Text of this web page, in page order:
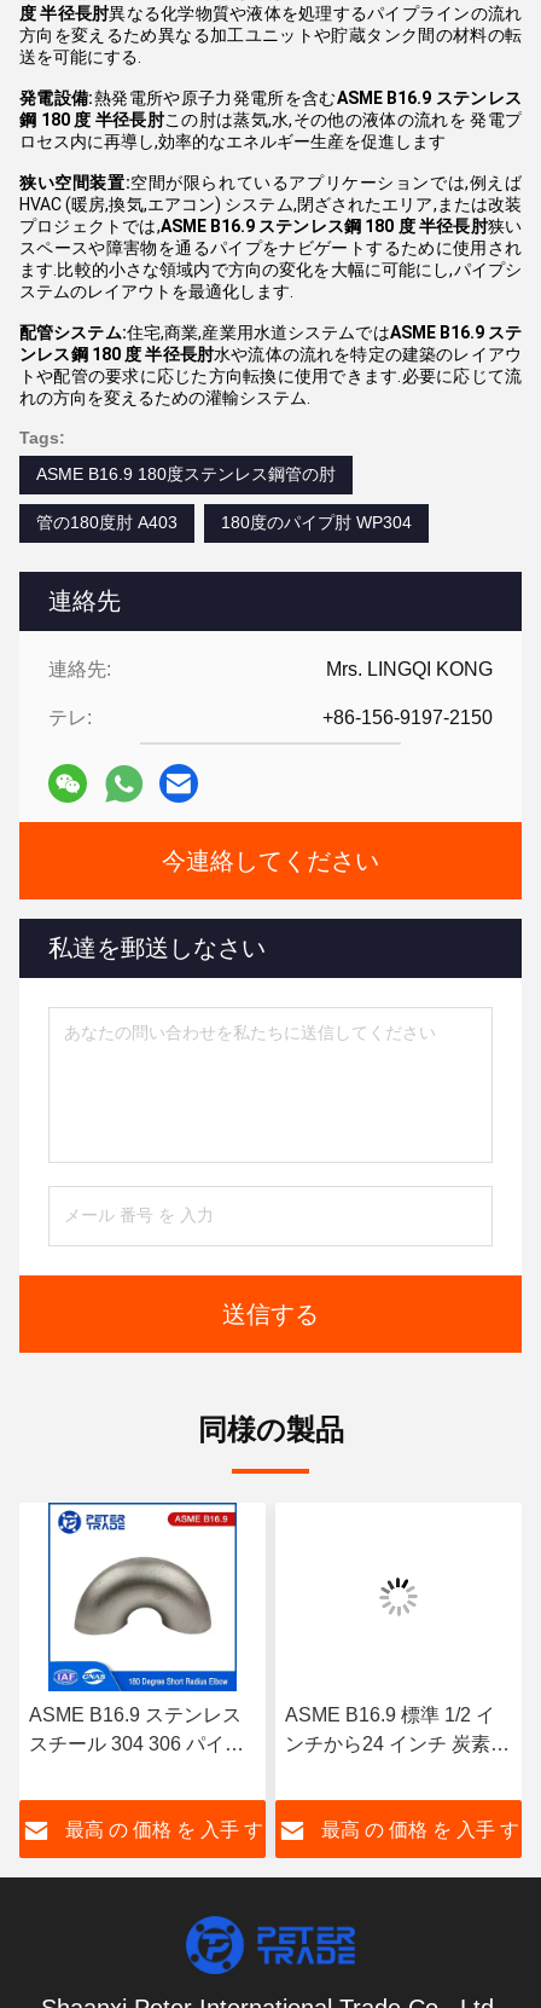
連絡先
連絡先: Mrs. LINGQI KONG
テレ: +86-156-9197-2150
今連絡してください
私達を郵送しなさい
送信する
度 半径長肘異なる化学物質や液体を処理するパイプラインの流れ
方向を変えるため異なる加工ユニットや貯蔵タンク間の材料の転
送を可能にする.
発電設備:熱発電所や原子力発電所を含むASME B16.9 ステンレス
鋼 180 度 半径長肘この肘は蒸気,水,その他の液体の流れを 発電プ
ロセス内に再導し,効率的なエネルギー生産を促進します
狭い空間装置:空間が限られているアプリケーションでは,例えば
HVAC (暖房,換気,エアコン) システム,閉ざされたエリア,または改装
プロジェクトでは,ASME B16.9 ステンレス鋼 180 度 半径長肘狭い
スペースや障害物を通るパイプをナビゲートするために使用され
ます.比較的小さな領域内で方向の変化を大幅に可能にし,パイプシ
ステムのレイアウトを最適化します.
配管システム:住宅,商業,産業用水道システムではASME B16.9 ステ
ンレス鋼 180 度 半径長肘水や流体の流れを特定の建築のレイアウ
トや配管の要求に応じた方向転換に使用できます.必要に応じて流
れの方向を変えるための灌輸システム.
Tags:
ASME B16.9 180度ステンレス鋼管の肘
管の180度肘 A403 180度のパイプ肘 WP304
同様の製品
ASME B16.9 ステンレス
スチール 304 306 パイプ
半径肘 リターン OEM
OBM最高 の 価格 を 入手 す
ASME B16.9 標準 1/2 イ
ンチから24 インチ 炭素鋼
半径肘 SCH 40
最高 の 価格 を 入手 す